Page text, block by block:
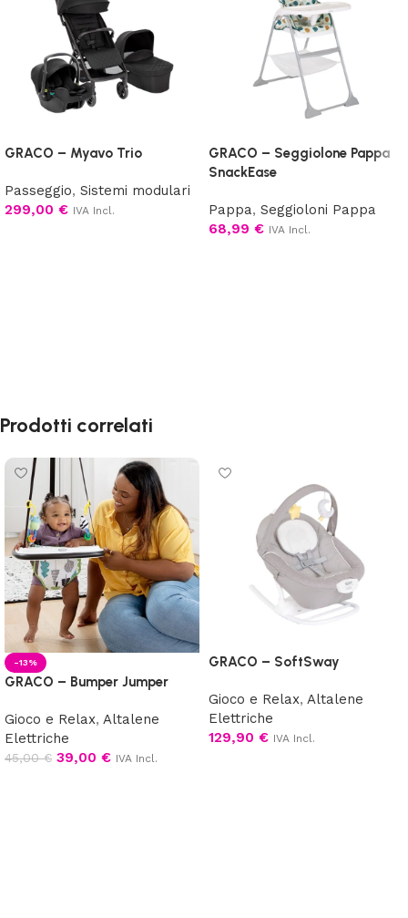
GRACO – Myavo Trio
Passeggio, Sistemi modulari
299,00 € IVA Incl.
GRACO – Seggiolone Pappa
SnackEase
Pappa, Seggioloni Pappa
68,99 € IVA Incl.
Prodotti correlati
-13%
GRACO – Bumper Jumper
Gioco e Relax, Altalene
Elettriche
45,00€ 39,00 € IVA Incl.
GRACO – SoftSway
Gioco e Relax, Altalene
Elettriche
129,90 € IVA Incl.